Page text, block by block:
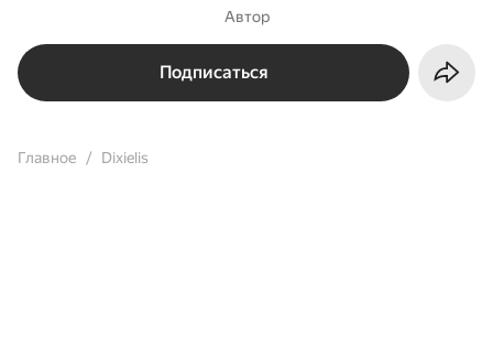
Автор
Подписаться
Главное Dixielis